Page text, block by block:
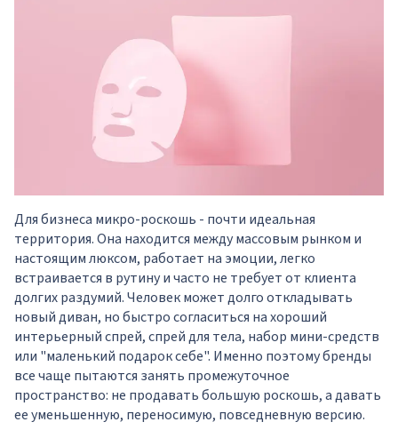
Для бизнеса микро-роскошь - почти идеальная
территория. Она находится между массовым рынком и
настоящим люксом, работает на эмоции, легко
встраивается в рутину и часто не требует от клиента
долгих раздумий. Человек может долго откладывать
новый диван, но быстро согласиться на хороший
интерьерный спрей, спрей для тела, набор мини-средств
или "маленький подарок себе". Именно поэтому бренды
все чаще пытаются занять промежуточное
пространство: не продавать большую роскошь, а давать
ее уменьшенную, переносимую, повседневную версию.